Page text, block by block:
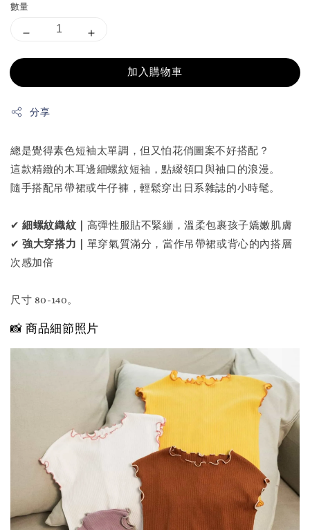
數量
加入購物車
分享
總是覺得素色短袖太單調，但又怕花俏圖案不好搭配？
這款精緻的木耳邊細螺紋短袖，點綴領口與袖口的浪漫。
隨手搭配吊帶裙或牛仔褲，輕鬆穿出日系雜誌的小時髦。
✔細螺紋織紋｜ 高彈性服貼不緊繃，溫柔包裹孩子嬌嫩肌膚
✔強大穿搭力｜ 單穿氣質滿分，當作吊帶裙或背心的內搭層
次感加倍
尺寸 80-140。
📸 商品細節照片